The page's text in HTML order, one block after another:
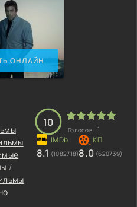
ОНЛАЙН
/
10
Голосов: 1
8.1 (1082718)8.0 (620739)